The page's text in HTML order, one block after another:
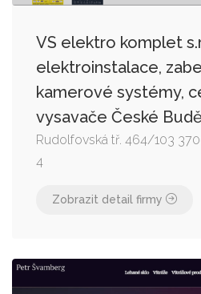
VS elektro komplet
elektroinstalace,
kamerové systémy,
vysavače České
Rudolfovská tř. 464/103
4
Zobrazit detail firmy